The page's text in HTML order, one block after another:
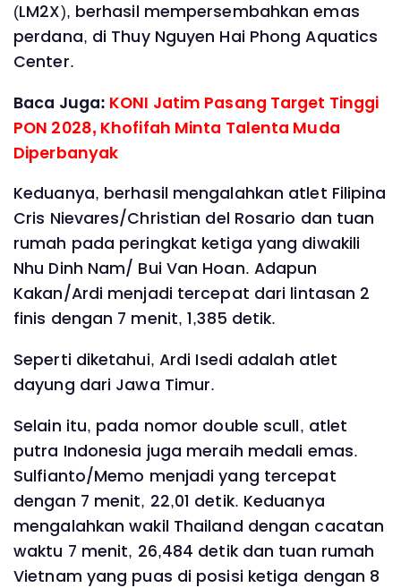
(LM2X), berhasil mempersembahkan emas
perdana, di Thuy Nguyen Hai Phong Aquatics
Center.
Baca Juga: KONI Jatim Pasang Target Tinggi
PON 2028, Khofifah Minta Talenta Muda
Diperbanyak
Keduanya, berhasil mengalahkan atlet Filipina
Cris Nievares/Christian del Rosario dan tuan
rumah pada peringkat ketiga yang diwakili
Nhu Dinh Nam/ Bui Van Hoan. Adapun
Kakan/Ardi menjadi tercepat dari lintasan 2
finis dengan 7 menit, 1,385 detik.
Seperti diketahui, Ardi Isedi adalah atlet
dayung dari Jawa Timur.
Selain itu, pada nomor double scull, atlet
putra Indonesia juga meraih medali emas.
Sulfianto/Memo menjadi yang tercepat
dengan 7 menit, 22,01 detik. Keduanya
mengalahkan wakil Thailand dengan cacatan
waktu 7 menit, 26,484 detik dan tuan rumah
Vietnam yang puas di posisi ketiga dengan 8